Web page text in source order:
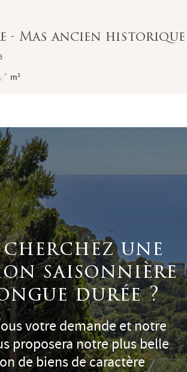
- Mas ancien historique
Superficie
m²
cherchez une
saisonnière
durée ?
votre demande et notre
proposera notre plus belle
de biens de caractère